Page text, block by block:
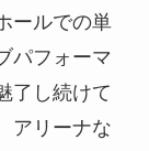
ールでの単
パフォーマ
了し続けて
アリーナな